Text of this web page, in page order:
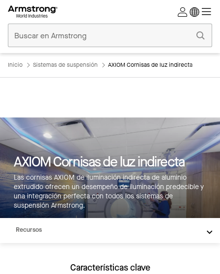
Comerciales
Inicio
Inicio Sistemas de suspensión AXIOM Cornisas de luz indirecta
AXIOM Cornisas de luz indirecta
Las cornisas AXIOM de iluminación indirecta de aluminio
extrudido ofrecen un desempeño de iluminación predecible y
una integración perfecta con todos los sistemas de
suspensión Armstrong.
Características principales
Bandera
Productos
Integraciones
Inspiración
Recursos
Características clave